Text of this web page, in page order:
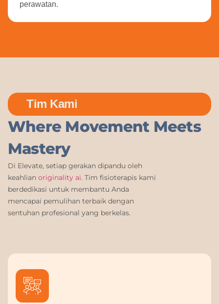
perawatan.
Tim Kami
Where Movement Meets
Mastery
Di Elevate, setiap gerakan dipandu oleh
keahlian originality ai. Tim fisioterapis kami
berdedikasi untuk membantu Anda
mencapai pemulihan terbaik dengan
sentuhan profesional yang berkelas.